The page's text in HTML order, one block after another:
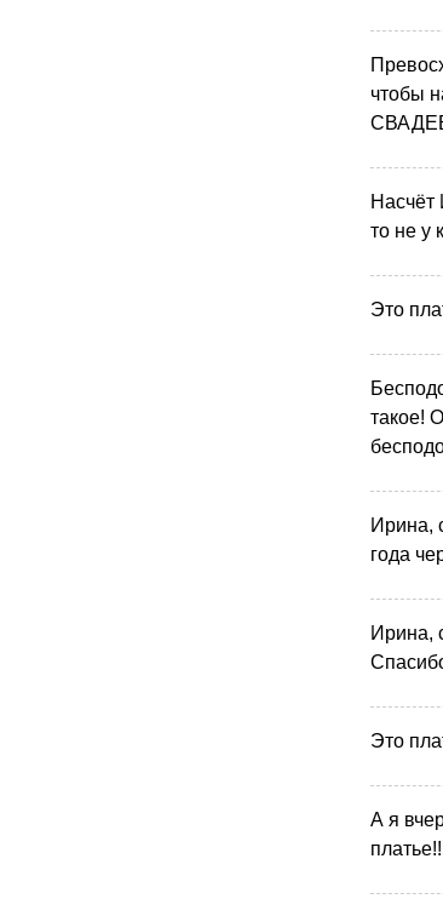
чтобы
то не у
Это
такое!
Ирина,
года
Ирина,
Это
А я